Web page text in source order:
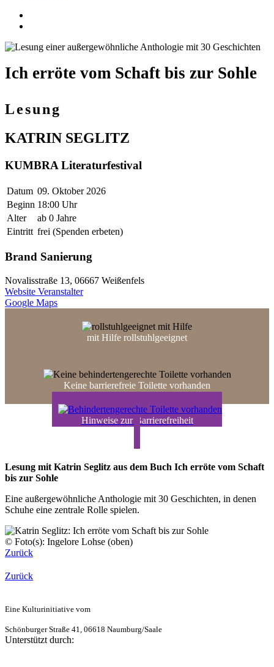
Ich erröte vom Schaft bis zur Sohle
Lesung
KATRIN SEGLITZ
KUMBRA Literaturfestival
Datum 09. Oktober 2026
Beginn 18:00 Uhr
Alter
ab 0 Jahre
Eintritt frei (Spenden erbeten)
Brand Sanierung
Novalisstraße 13, 06667 Weißenfels
Website Veranstalter
Google Maps
mit Hilfe rollstuhl­geeignet
Keine barrierefreie Toilette vorhanden
Hinweise zur Barrierefreiheit
Lesung mit Katrin Seglitz aus dem Buch Ich erröte vom Schaft
bis zur Sohle
Eine außergewöhnliche Anthologie mit 30 Geschichten, in denen
Schuhe eine zentrale Rolle spielen.
© Foto(s): Ingelore Lohse (oben)
Zurück
Zurück
Eine Kulturinitiative vom
Schönburger Straße 41, 06618 Naumburg/Saale
Unterstützt durch: